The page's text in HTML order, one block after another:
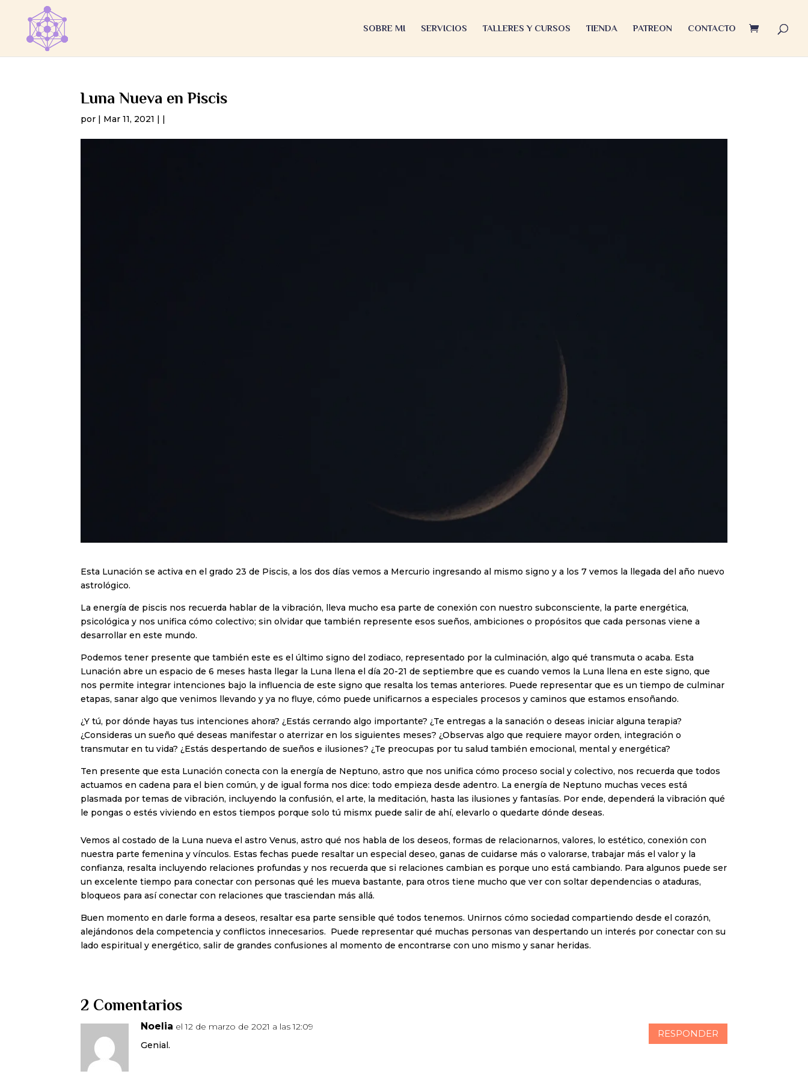
SOBRE MI SERVICIOS TALLERES Y CURSOS TIENDA PATREON CONTACTO
Luna Nueva en Piscis
por | Mar 11, 2021 | |
Esta Lunación se activa en el grado 23 de Piscis, a los dos días vemos a Mercurio ingresando al mismo signo y a los 7 vemos la llegada del año nuevo
astrológico.
La energía de piscis nos recuerda hablar de la vibración, lleva mucho esa parte de conexión con nuestro subconsciente, la parte energética,
psicológica y nos unifica cómo colectivo; sin olvidar que también represente esos sueños, ambiciones o propósitos que cada personas viene a
desarrollar en este mundo.
Podemos tener presente que también este es el último signo del zodiaco, representado por la culminación, algo qué transmuta o acaba. Esta
Lunación abre un espacio de 6 meses hasta llegar la Luna llena el día 20-21 de septiembre que es cuando vemos la Luna llena en este signo, que
nos permite integrar intenciones bajo la influencia de este signo que resalta los temas anteriores. Puede representar que es un tiempo de culminar
etapas, sanar algo que venimos llevando y ya no fluye, cómo puede unificarnos a especiales procesos y caminos que estamos ensoñando.
¿Y tú, por dónde hayas tus intenciones ahora? ¿Estás cerrando algo importante? ¿Te entregas a la sanación o deseas iniciar alguna terapia?
¿Consideras un sueño qué deseas manifestar o aterrizar en los siguientes meses? ¿Observas algo que requiere mayor orden, integración o
transmutar en tu vida? ¿Estás despertando de sueños e ilusiones? ¿Te preocupas por tu salud también emocional, mental y energética?
Ten presente que esta Lunación conecta con la energía de Neptuno, astro que nos unifica cómo proceso social y colectivo, nos recuerda que todos
actuamos en cadena para el bien común, y de igual forma nos dice: todo empieza desde adentro. La energía de Neptuno muchas veces está
plasmada por temas de vibración, incluyendo la confusión, el arte, la meditación, hasta las ilusiones y fantasías. Por ende, dependerá la vibración qué
le pongas o estés viviendo en estos tiempos porque solo tú mismx puede salir de ahí, elevarlo o quedarte dónde deseas.
Vemos al costado de la Luna nueva el astro Venus, astro qué nos habla de los deseos, formas de relacionarnos, valores, lo estético, conexión con
nuestra parte femenina y vínculos. Estas fechas puede resaltar un especial deseo, ganas de cuidarse más o valorarse, trabajar más el valor y la
confianza, resalta incluyendo relaciones profundas y nos recuerda que si relaciones cambian es porque uno está cambiando. Para algunos puede ser
un excelente tiempo para conectar con personas qué les mueva bastante, para otros tiene mucho que ver con soltar dependencias o ataduras,
bloqueos para así conectar con relaciones que trasciendan más allá.
Buen momento en darle forma a deseos, resaltar esa parte sensible qué todos tenemos. Unirnos cómo sociedad compartiendo desde el corazón,
alejándonos dela competencia y conflictos innecesarios. Puede representar qué muchas personas van despertando un interés por conectar con su
lado espiritual y energético, salir de grandes confusiones al momento de encontrarse con uno mismo y sanar heridas.
2 Comentarios
Noelia el 12 de marzo de 2021 a las 12:09
Genial.
RESPONDER